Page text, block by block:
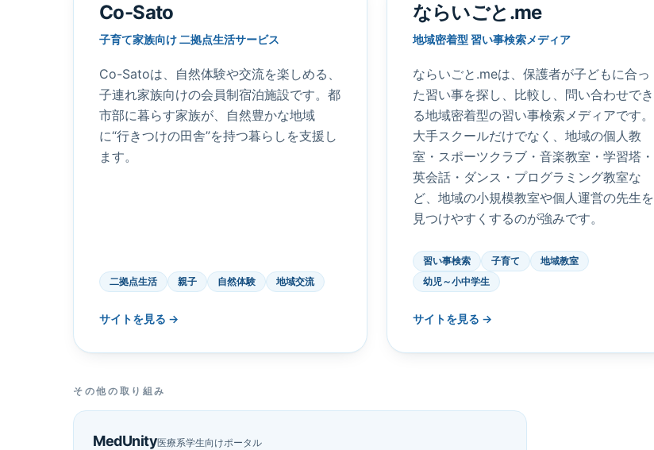
Co-Sato
子育て家族向け 二拠点生活サービス
Co-Satoは、自然体験や交流を楽しめる、
子連れ家族向けの会員制宿泊施設です。都
市部に暮らす家族が、自然豊かな地域
に“行きつけの田舎”を持つ暮らしを支援し
ます。
二拠点生活 親子 自然体験 地域交流
サイトを見る →
ならいごと.me
地域密着型 習い事検索メディア
ならいごと.meは、保護者が子どもに合っ
た習い事を探し、比較し、問い合わせでき
る地域密着型の習い事検索メディアです。
大手スクールだけでなく、地域の個人教
室・スポーツクラブ・音楽教室・学習塔・
英会話・ダンス・プログラミング教室な
ど、地域の小規模教室や個人運営の先生を
見つけやすくするのが強みです。
習い事検索 子育て
地域教室
幼児～小中学生
サイトを見る →
その他の取り組み
MedUnity医療系学生向けポータル